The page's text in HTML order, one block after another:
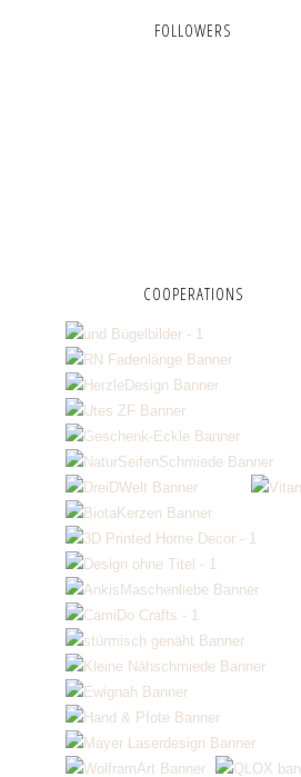
FOLLOWERS
COOPERATIONS